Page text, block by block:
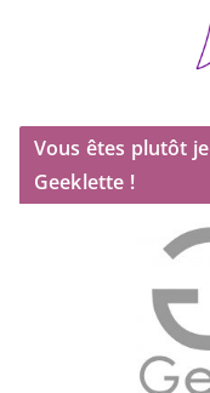
Vous êtes plutôt
Geeklette !